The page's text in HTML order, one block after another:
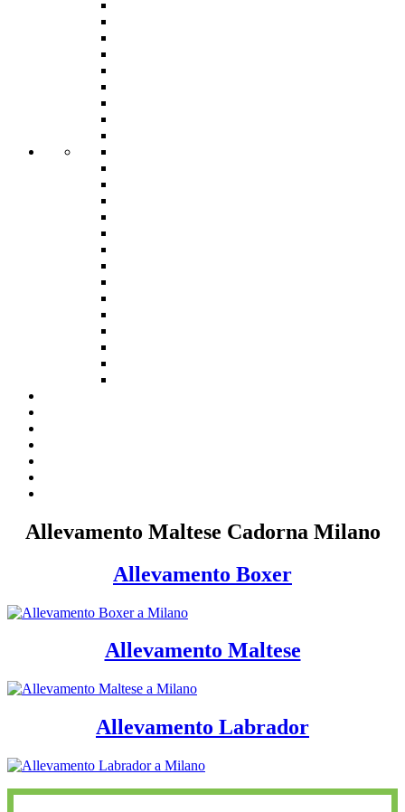
Allevamento Maltese Cadorna Milano
Allevamento Boxer
Allevamento Maltese
Allevamento Labrador